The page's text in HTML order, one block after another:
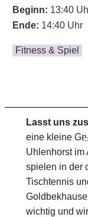
Beginn: 13:40
Ende: 14:40 Uhr
Fitness & Spiel
Lasst uns
eine kleine
Uhlenhorst im
spielen in der
Tischtennis
wichtig und